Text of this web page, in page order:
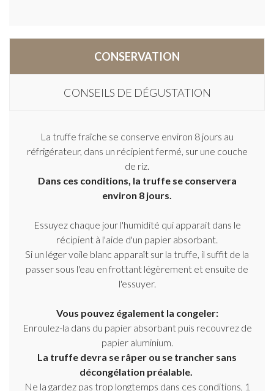
CONSERVATION
CONSEILS DE DÉGUSTATION
La truffe fraîche se conserve environ 8 jours au
réfrigérateur, dans un récipient fermé, sur une couche
de riz.
Dans ces conditions, la truffe se conservera
environ 8 jours.
Essuyez chaque jour l'humidité qui apparait dans le
récipient à l'aide d'un papier absorbant.
Si un léger voile blanc apparaît sur la truffe, il suffit de la
passer sous l'eau en frottant légèrement et ensuite de
l'essuyer.
Vous pouvez également la congeler:
Enroulez-la dans du papier absorbant puis recouvrez de
papier aluminium.
La truffe devra se râper ou se trancher sans
décongélation préalable.
Ne la gardez pas trop longtemps dans ces conditions, 1